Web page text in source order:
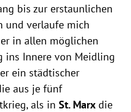
bis zur erstaunlichen
und verlaufe mich
in allen möglichen
ins Innere von Meidling
ein städtischer
aus je fünf
als in St. Marx die